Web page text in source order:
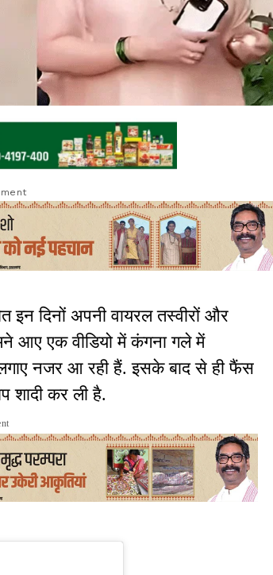
दिनों अपनी वायरल तस्वीरों और
आए एक वीडियो में कंगना गले में
नजर आ रही हैं. इसके बाद से ही फैंस
शादी कर ली है.